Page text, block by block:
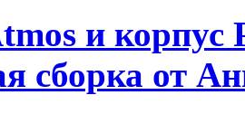
и корпус
сборка от